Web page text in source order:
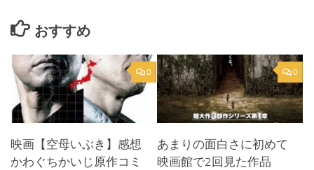
おすすめ
0
映画【空母いぶき】感想
かわぐちかいじ原作コミ
0
あまりの面白さに初めて
映画館で2回見た作品